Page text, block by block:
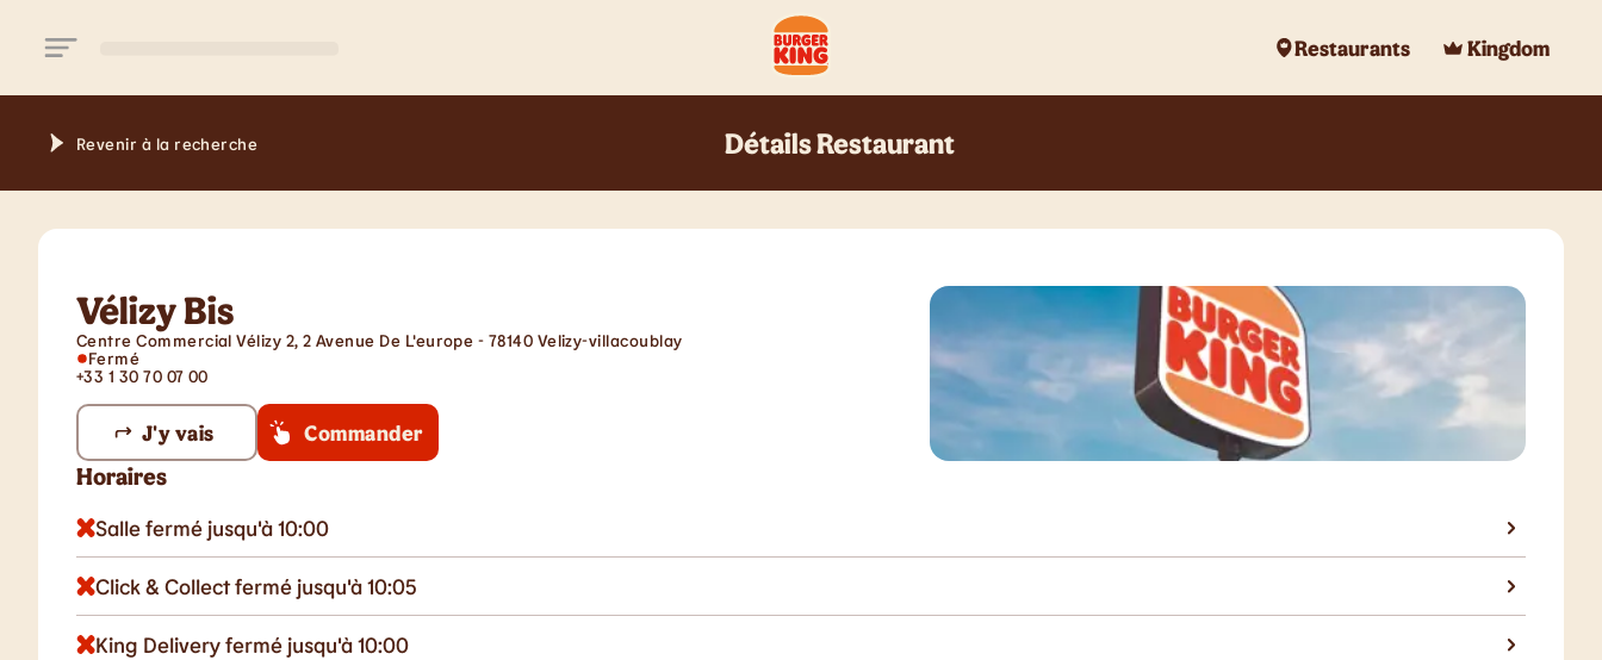
Restaurants
Kingdom
Revenir à la recherche Détails Restaurant
Vélizy Bis
Centre Commercial Vélizy 2, 2 Avenue De L'europe - 78140 Velizy-villacoublay
Fermé
+33 1 30 70 07 00
J'y vais Commander
Horaires
Salle fermé jusqu'à 10:00
Click & Collect fermé jusqu'à 10:05
King Delivery fermé jusqu'à 10:00